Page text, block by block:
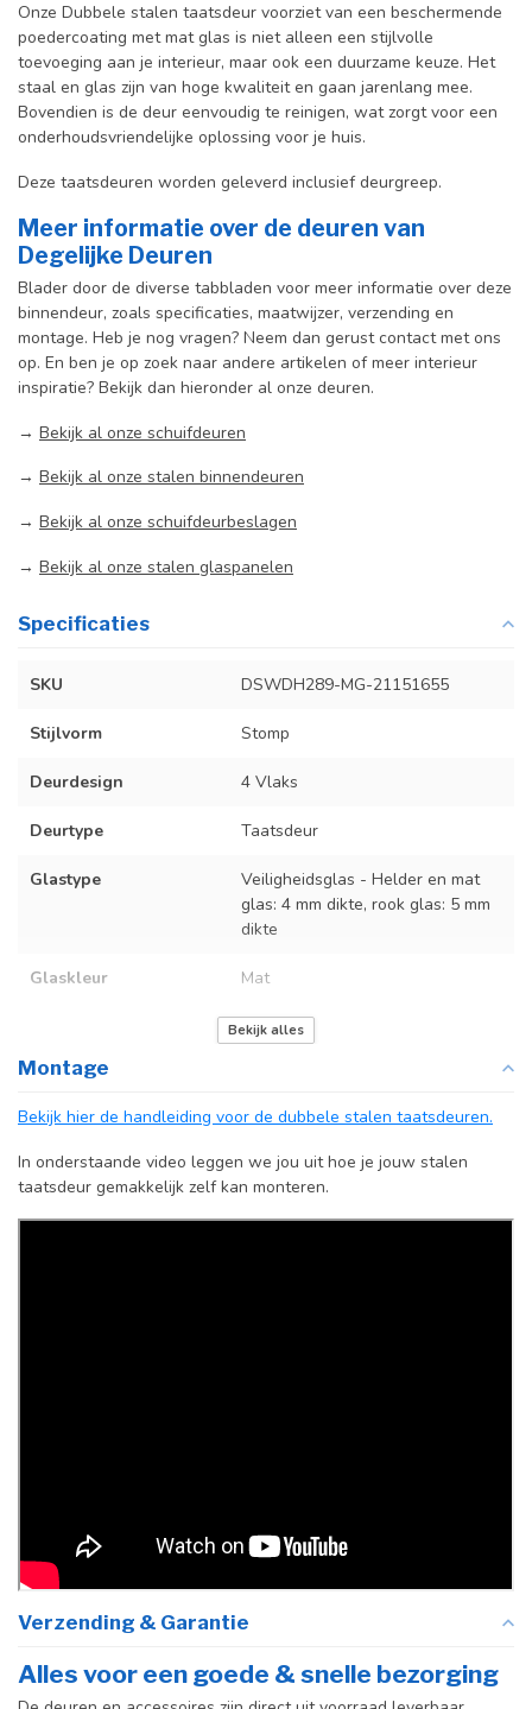
Onze Dubbele stalen taatsdeur voorziet van een beschermende
poedercoating met mat glas is niet alleen een stijlvolle
toevoeging aan je interieur, maar ook een duurzame keuze. Het
staal en glas zijn van hoge kwaliteit en gaan jarenlang mee.
Bovendien is de deur eenvoudig te reinigen, wat zorgt voor een
onderhoudsvriendelijke oplossing voor je huis.
Deze taatsdeuren worden geleverd inclusief deurgreep.
Meer informatie over de deuren van
Degelijke Deuren
Blader door de diverse tabbladen voor meer informatie over deze
binnendeur, zoals specificaties, maatwijzer, verzending en
montage. Heb je nog vragen? Neem dan gerust contact met ons
op. En ben je op zoek naar andere artikelen of meer interieur
inspiratie? Bekijk dan hieronder al onze deuren.
→ Bekijk al onze schuifdeuren
→ Bekijk al onze stalen binnendeuren
→ Bekijk al onze schuifdeurbeslagen
→ Bekijk al onze stalen glaspanelen
Specificaties
SKU DSWDH289-MG-21151655
Stijlvorm Stomp
Deurdesign 4 Vlaks
Deurtype Taatsdeur
Glastype
Veiligheidsglas - Helder en mat
glas: 4 mm dikte, rook glas: 5 mm
dikte
Glaskleur Mat
U kunt een tabel vinden met de
exacte deurmaten in de
Kozijnmaat Niet van toepassing
Incl. deurgreep
Bekijk alles
Montage
Bekijk hier de handleiding voor de dubbele stalen taatsdeuren.
In onderstaande video leggen we jou uit hoe je jouw stalen
taatsdeur gemakkelijk zelf kan monteren.
Verzending & Garantie
Alles voor een goede & snelle bezorging